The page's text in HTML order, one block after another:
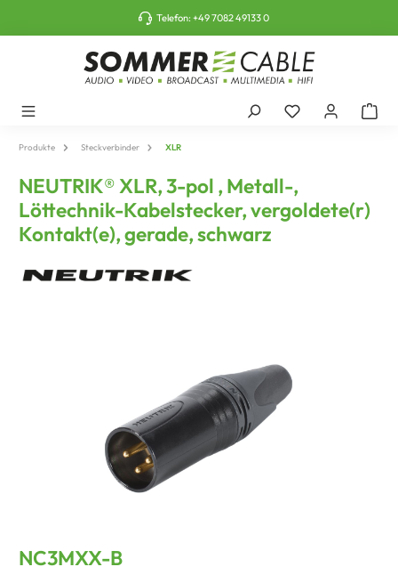
Telefon:+49 7082 49133 0
Produkte Steckverbinder XLR
NEUTRIK® XLR, 3-pol , Metall-,
Löttechnik-Kabelstecker, vergoldete(r)
Kontakt(e), gerade, schwarz
NC3MXX-B